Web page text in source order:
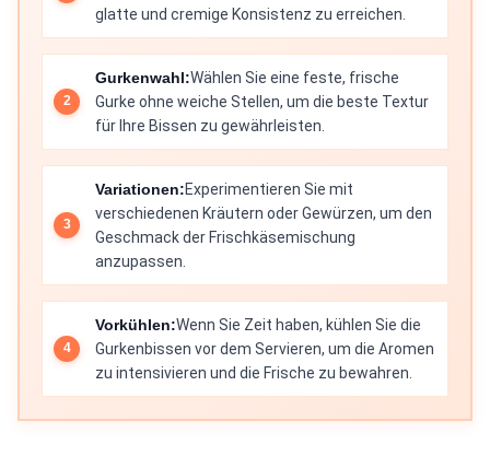
glatte und cremige Konsistenz zu erreichen.
Gurkenwahl:Wählen Sie eine feste, frische
Gurke ohne weiche Stellen, um die beste Textur
für Ihre Bissen zu gewährleisten.
Variationen:Experimentieren Sie mit
verschiedenen Kräutern oder Gewürzen, um den
Geschmack der Frischkäsemischung
anzupassen.
Vorkühlen:Wenn Sie Zeit haben, kühlen Sie die
Gurkenbissen vor dem Servieren, um die Aromen
zu intensivieren und die Frische zu bewahren.